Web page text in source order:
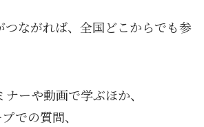
つながれば、全国どこからでも参
ーや動画で学ぶほか、
での質問、